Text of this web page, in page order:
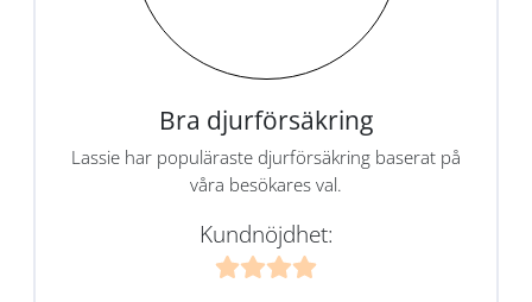
Bra djurförsäkring
Lassie har populäraste djurförsäkring baserat på
våra besökares val.
Kundnöjdhet: